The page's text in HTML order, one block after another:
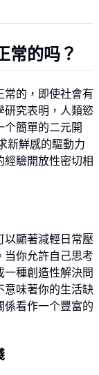
常的吗？
常的，即使社會有
研究表明，人類慾
个簡單的二元開
新鮮感的驅動力
經驗開放性密切相
以顯著減輕日常壓
当你允許自己思考
一種創造性解決問
意味著你的生活缺
係看作一个豐富的